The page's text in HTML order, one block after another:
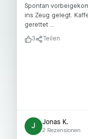
Spontan
ins Zeug gelegt.
gerettet …
3 Teilen
J Jonas K.
2 Rezensionen